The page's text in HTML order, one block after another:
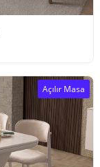
Açılır Masa